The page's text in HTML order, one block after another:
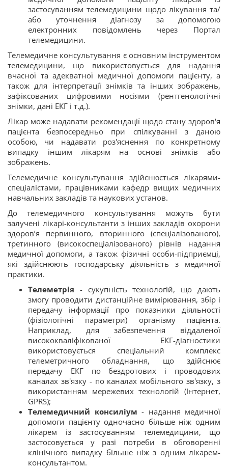
застосуванням телемедицини щодо лікування та/
або уточнення діагнозу за допомогою
електронних повідомлень через Портал
телемедицини.
Телемедичне консультування є основним інструментом
телемедицини, що використовується для надання
вчасної та адекватної медичної допомоги пацієнту, а
також для інтерпретації знімків та інших зображень,
зафіксованих цифровими носіями (рентгенологічні
знімки, дані ЕКГ і т.д.).
Лікар може надавати рекомендації щодо стану здоров'я
пацієнта безпосередньо при спілкуванні з даною
особою, чи надавати роз'яснення по конкретному
випадку іншим лікарям на основі знімків або
зображень.
Телемедичне консультування здійснюється лікарями-
спеціалістами, працівниками кафедр вищих медичних
навчальних закладів та наукових установ.
До телемедичного консультування можуть бути
залучені лікарі-консультанти з інших закладів охорони
здоров’я первинного, вторинного (спеціалізованого),
третинного (високоспеціалізованого) рівнів надання
медичної допомоги, а також фізичні особи-підприємці,
які здійснюють господарську діяльність з медичної
практики.
Телеметрія - сукупність технологій, що дають
змогу проводити дистанційне вимірювання, збір і
передачу інформації про показники діяльності
(фізіологічні параметри) організму пацієнта.
Наприклад, для забезпечення віддаленої
висококваліфікованої ЕКГ-діагностики
використовується спеціальний комплекс
телеметричного обладнання, що здійснює
передачу ЕКГ по бездротових і проводових
каналах зв'язку - по каналах мобільного зв'язку, з
використанням мережевих технологій (Інтернет,
GPRS);
Телемедичний консиліум - надання медичної
допомоги пацієнту одночасно більше ніж одним
лікарем із застосуванням телемедицини, що
застосовується у разі потреби в обговоренні
клінічного випадку більше ніж з одним лікарем-
консультантом.